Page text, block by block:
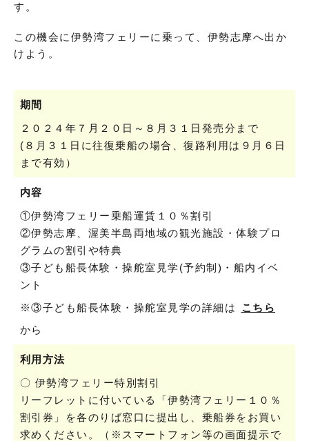
す。
この機会に伊勢湾フェリーに乗って、伊勢志摩へ出か
けよう。
期間
２０２４年７月２０日～８月３１日発売分まで
(８月３１日に往復乗船の場合、復路利用は９月６日
まで有効）
内容
①伊勢湾フェリー乗船運賃１０％割引
②伊勢志摩、渥美半島両地域の観光施設・体験プロ
グラムの割引や特典
③子ども船長体験・操舵室見学(予約制)・船内イベ
ント
※③子ども船長体験・操舵室見学の詳細は
こちら
から
利用方法
〇 伊勢湾フェリー特別割引
リーフレットに付いている「伊勢湾フェリー１０％
割引券」を各のりば窓口に提出し、乗船券をお買い
求めください。（※スマートフォン等の画面提示で